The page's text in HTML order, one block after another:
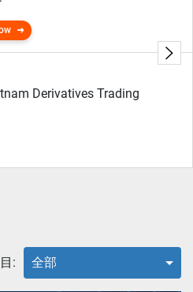
Derivatives Trading
: 全部